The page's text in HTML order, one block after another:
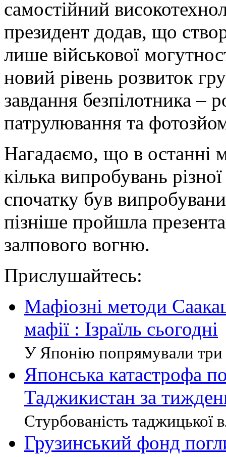
самостійний
президент додав, що
лише військової
новий рівень розвиток
завдання безпілотника –
патрулювання та
Нагадаємо, що в останні
кілька випробувань
спочатку був
пізніше пройшла
залпового вогню.
Прислушайтесь:
Мафіозні методи
мафії : Ізраїль сьогодні
У Японію попрямували три
Японська катастрофа
Таджикистан за
Стурбованість таджицької
Грузинський фонд